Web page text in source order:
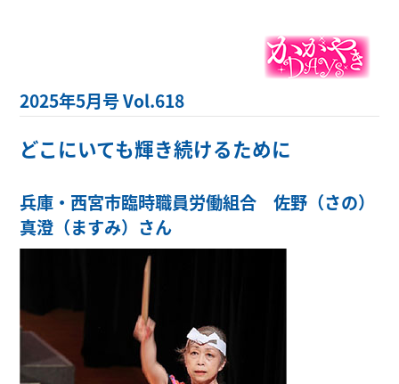
2025年5月号 Vol.618
どこにいても輝き続けるために
兵庫・西宮市臨時職員労働組合 佐野（さの）
真澄（ますみ）さん